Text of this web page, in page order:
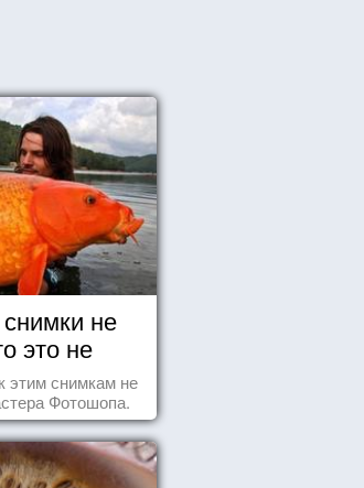
не
это не
этим снимкам не
Фотошопа.